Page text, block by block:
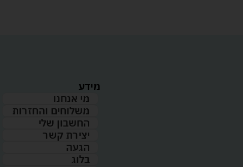
מידע
מי אנחנו
משלוחים והחזרות
החשבון שלי
יצירת קשר
הגעה
בלוג